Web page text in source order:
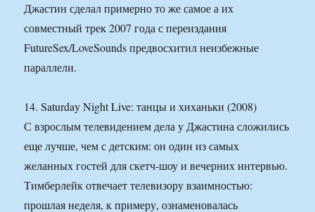
Джастин сделал примерно то же самое а их
совместный трек 2007 года с переиздания
FutureSex/LoveSounds предвосхитил неизбежные
параллели.
14. Saturday Night Live: танцы и хиханьки (2008)
С взрослым телевидением дела у Джастина сложились
еще лучше, чем с детским: он один из самых
желанных гостей для скетч-шоу и вечерних интервью.
Тимберлейк отвечает телевизору взаимностью:
прошлая неделя, к примеру, ознаменовалась